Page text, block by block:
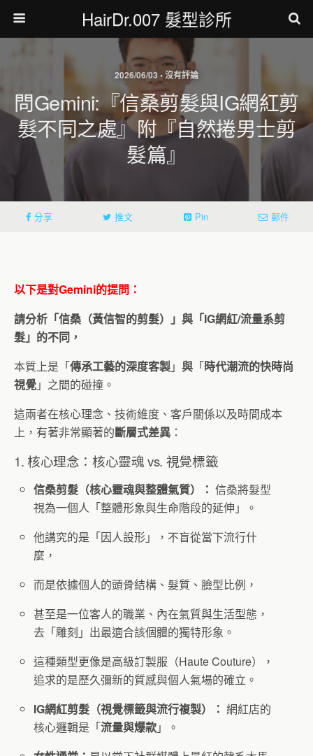
HairDr.007 髮型診所
2026/06/03 • 沒有評論
問Gemini:『信桑剪髮與IG網紅剪
髮不同之處』附『自然捲男士剪
髮篇』
分享 推文 Pin 郵件
以下是對Gemini的提問：
請分析「信桑（黃信智的剪髮）」與「IG網紅/流量系剪
髮」的不同，
本質上是「傳承工藝的深度客製」 與 「時代潮流的快時尚
視覺」之間的碰撞。
這兩者在核心理念、技術維度、客戶關係以及時間成本
上，有著非常顯著的斷層式差異 ：
1. 核心理念：核心靈魂 vs. 視覺標籤
信桑剪髮（核心靈魂與整體氣質）： 信桑將髮型
視為一個人「整體形象與生命階段的延伸」。
他講究的是「因人設形」，不盲從當下流行什
麼，
而是依據個人的頭骨結構、髮質、臉型比例，
甚至是一位客人的職業、內在氣質與生活型態，
去「雕刻」出最適合該個體的獨特形象。
這種類型更像是高級訂製服（Haute Couture），
追求的是歷久彌新的質感與個人氣場的確立。
IG網紅剪髮（視覺標籤與流行複製）： 網紅店的
核心邏輯是「流量與爆款」。